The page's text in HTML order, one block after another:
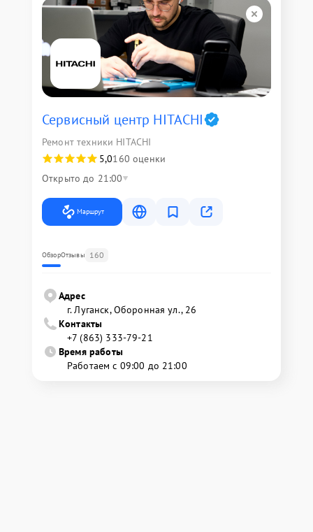
Сервисный центр HITACHI
Ремонт техники HITACHI
5,0160 оценки
Открыто до 21:00
Маршрут
ОбзорОтзывы 160
Адрес
г. Луганск, Оборонная ул., 26
Контакты
+7 (863) 333-79-21
Время работы
Работаем с 09:00 до 21:00